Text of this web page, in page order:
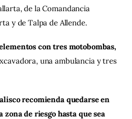
de la Comandancia
y de Talpa de Allende.
con tres motobombas,
una ambulancia y tres
recomienda quedarse en
de riesgo hasta que sea